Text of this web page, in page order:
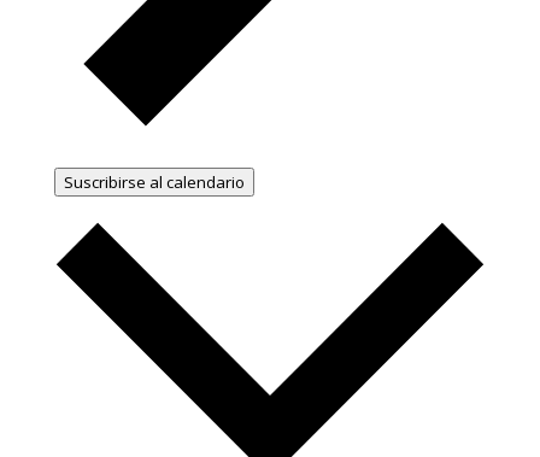
Suscribirse al calendario